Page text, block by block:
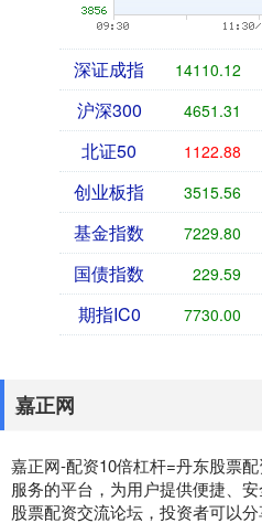
深证成指 14110.12
沪深300 4651.31
北证50 1122.88
创业板指 3515.56
基金指数 7229.80
国债指数 229.59
期指IC0 7730.00
嘉正网
嘉正网-配资10倍杠杆=丹东股票
服务的平台，为用户提供便捷、
股票配资交流论坛，投资者可以